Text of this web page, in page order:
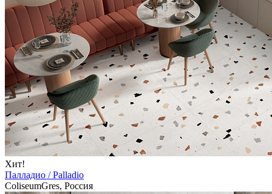
Хит!
Палладио / Palladio
ColiseumGres, Россия